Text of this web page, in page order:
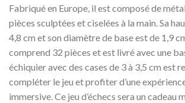
Fabriqué en Europe, il est composé de
pièces sculptées et ciselées à la main. Sa
4,8 cm et son diamètre de base est de 1,9
comprend 32 pièces et est livré avec une
échiquier avec des cases de 3 à 3,5 cm est
compléter le jeu et profiter d’une
immersive. Ce jeu d’échecs sera un cadeau